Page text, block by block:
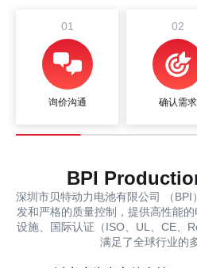
01
询价沟通
02
确认需求
BPI
深圳市贝特动力电池有限公司 （
发和严格的质量控制，提供高性能
设施、国际认证（ISO、UL、CE、
满足了全球行业的